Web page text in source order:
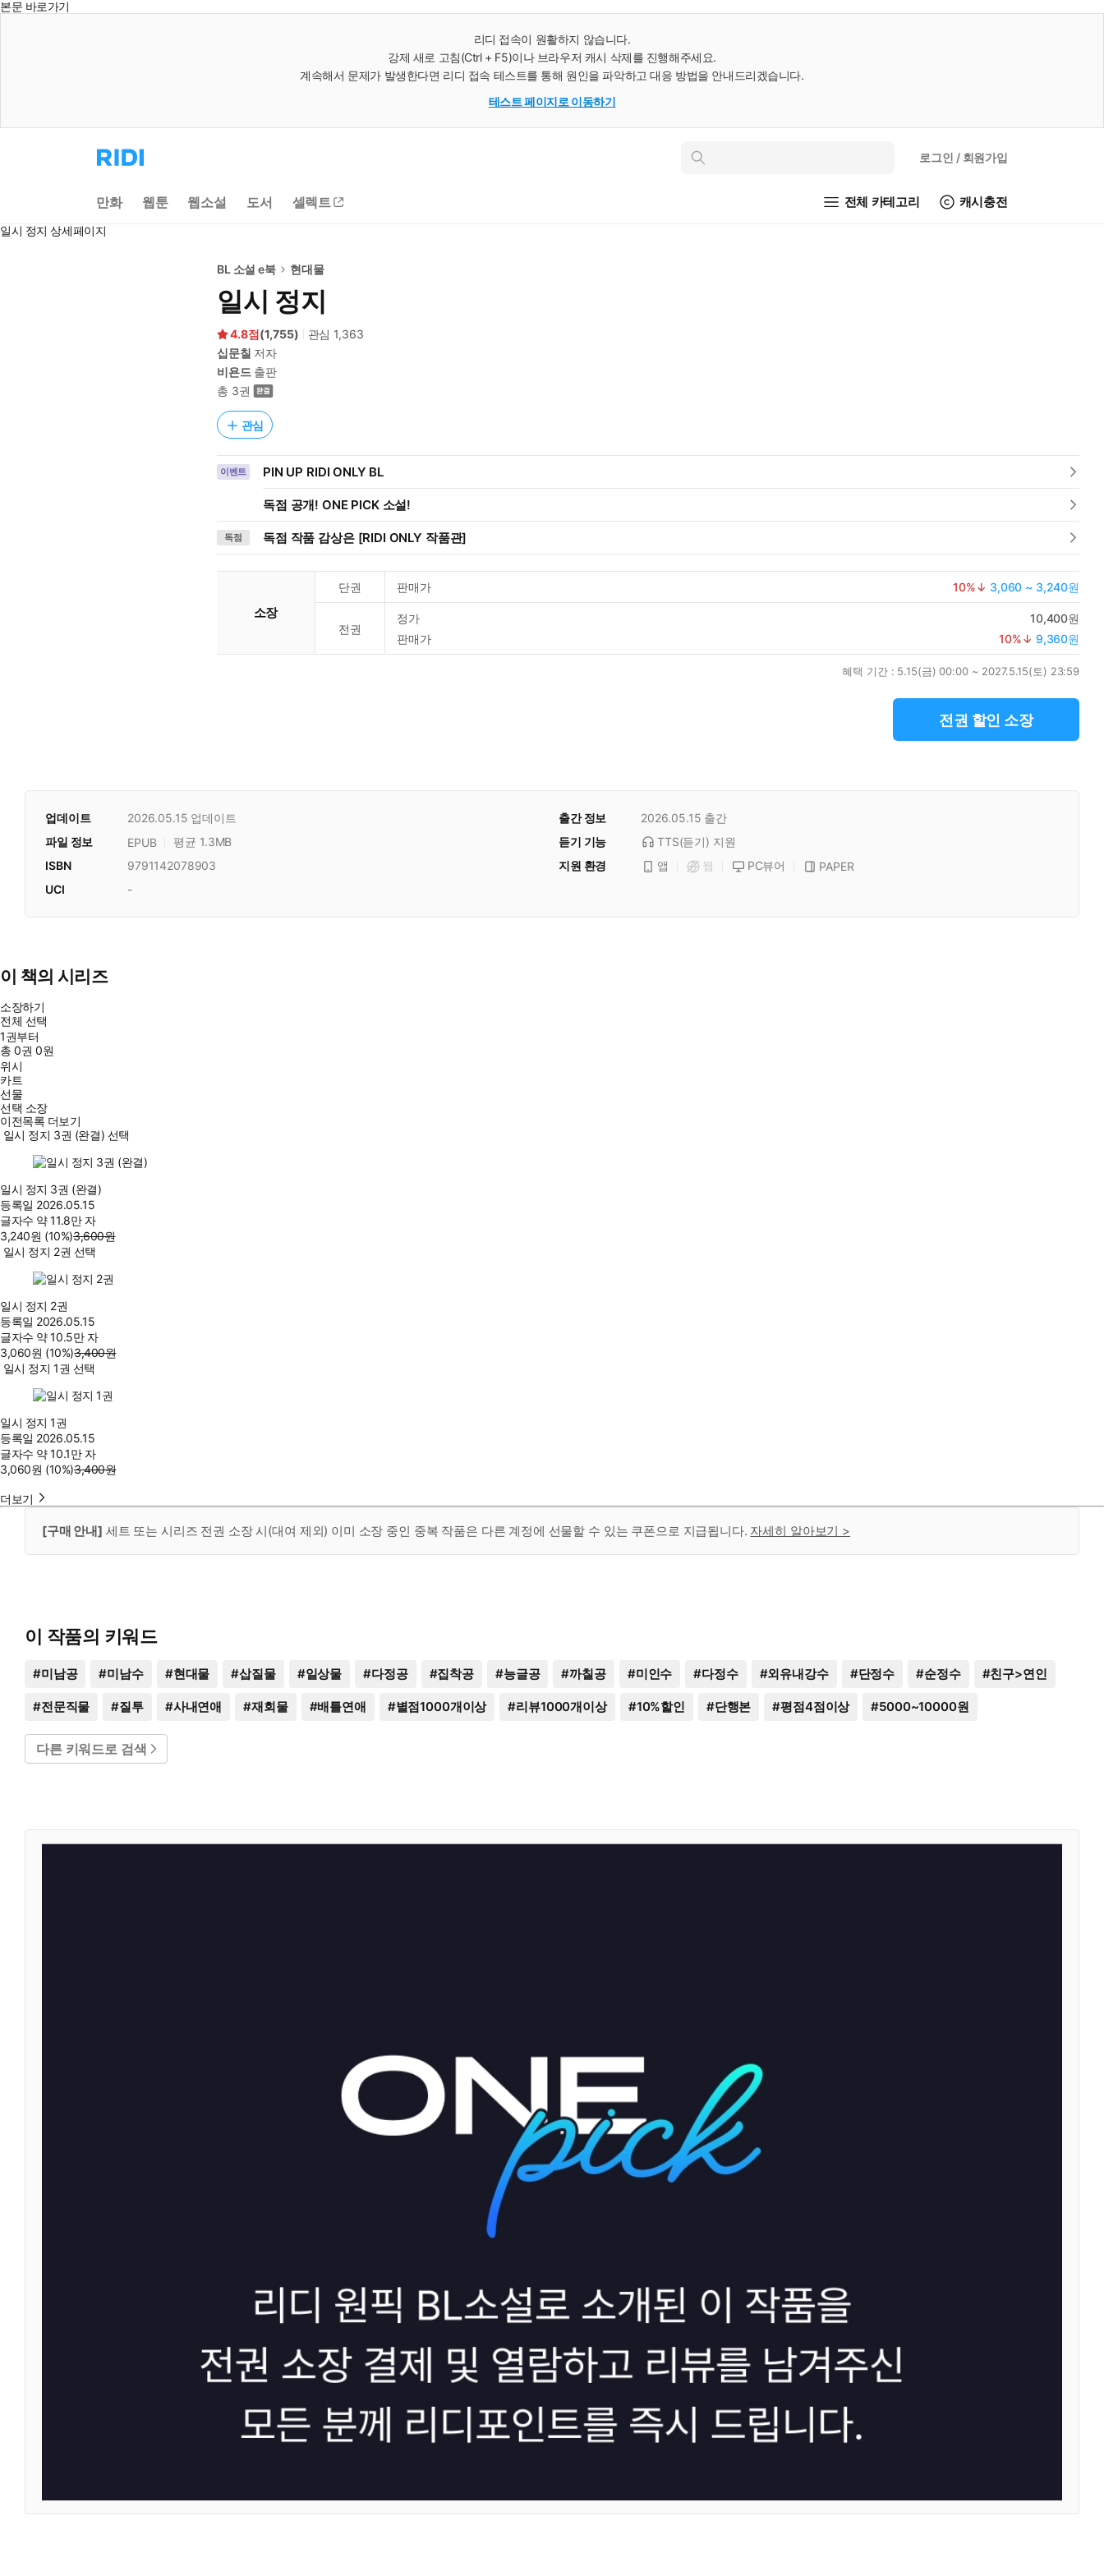
본문 바로가기
리디 접속이 원활하지 않습니다.
강제 새로 고침(Ctrl + F5)이나 브라우저 캐시 삭제를 진행해주세요.
계속해서 문제가 발생한다면 리디 접속 테스트를 통해 원인을 파악하고 대응 방법을 안내드리겠습니다.
테스트 페이지로 이동하기
리
디
으
로
동
인
로그인 / 회원가입
만화 웹툰 웹소설 도서 셀렉트 전체 카테고리 캐시충전
일시 정지 상세페이지
BL 소설 e북 현대물
일시 정지
4.8 (1,755) 관심 1,363
십문칠 저자
비욘드 출판
총 3권
관심
이벤트 PIN UP RIDI ONLY BL
독점 공개! ONE PICK 소설!
독점 독점 작품 감상은 [RIDI ONLY 작품관]
소장
단권 판매가 10%↓ 3,060 ~ 3,240원
전권
정가
10,400원
판매가
10%↓ 9,360원
혜택 기간 : 5.15(금) 00:00 ~ 2027.5.15(토) 23:59
전권 할인 소장
업데이트 2026.05.15 업데이트 출간 정보 2026.05.15 출간
듣기 기능
TTS(듣기) 지원
파일 정보 EPUB
평균 1.3MB
지원 환경
앱 웹 PC뷰어 PAPER
ISBN
9791142078903
UCI
-
이 책의 시리즈
소장하기
전체 선택
1권부터
총0권 0원
위시
카트
선물
선택 소장
이전목록 더보기
일시 정지 3권 (완결) 선택
일시 정지 3권 (완결)
등록일 2026.05.15
글자수 약 11.8만 자
3,240원 (10%)3,600원
일시 정지 2권 선택
일시 정지 2권
등록일 2026.05.15
글자수 약 10.5만 자
3,060원 (10%)3,400원
일시 정지 1권 선택
일시 정지 1권
등록일 2026.05.15
글자수 약 10.1만 자
3,060원 (10%)3,400원
더보기
[구매 안내] 세트 또는 시리즈 전권 소장 시(대여 제외) 이미 소장 중인 중복 작품은 다른 계정에 선물할 수 있는 쿠폰으로 지급됩니다. 자세히 알아보기 >
이 작품의 키워드
#미남공 #미남수 #현대물 #삽질물 #일상물 #다정공 #집착공 #능글공 #까칠공 #미인수 #다정수 #외유내강수 #단정수 #순정수 #친구>연인
#전문직물 #질투 #사내연애 #재회물 #배틀연애 #별점1000개이상 #리뷰1000개이상 #10%할인 #단행본 #평점4점이상 #5000~10000원
다른 키워드로 검색